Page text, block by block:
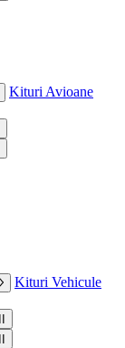
Kituri Avioane
Kituri Vehicule